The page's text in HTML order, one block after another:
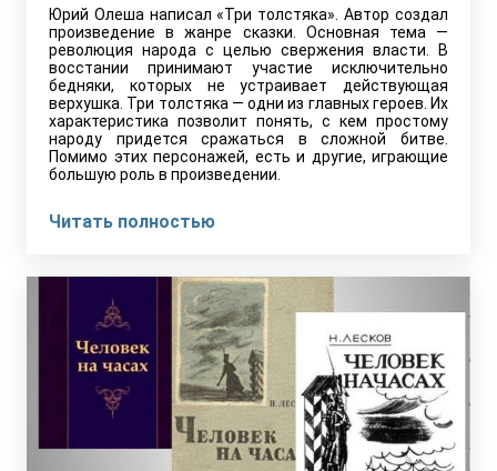
Юрий Олеша написал «Три толстяка». Автор создал
произведение в жанре сказки. Основная тема —
революция народа с целью свержения власти. В
восстании принимают участие исключительно
бедняки, которых не устраивает действующая
верхушка. Три толстяка — одни из главных героев. Их
характеристика позволит понять, с кем простому
народу придется сражаться в сложной битве.
Помимо этих персонажей, есть и другие, играющие
большую роль в произведении.
Читать полностью